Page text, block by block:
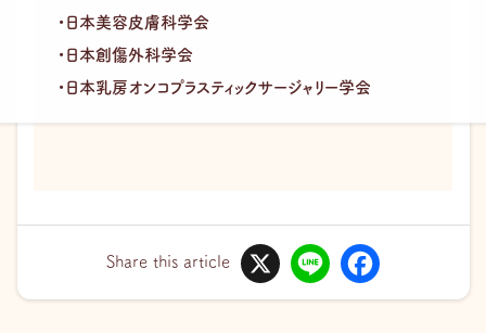
・日本美容皮膚科学会
・日本創傷外科学会
・日本乳房オンコプラスティックサージャリー学会
Share this article
X L
ne
o